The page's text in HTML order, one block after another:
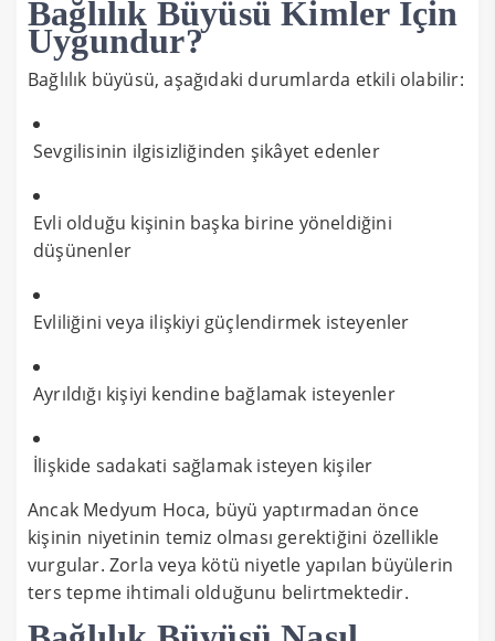
Bağlılık Büyüsü Kimler İçin
Uygundur?
Bağlılık büyüsü, aşağıdaki durumlarda etkili olabilir:
Sevgilisinin ilgisizliğinden şikâyet edenler
Evli olduğu kişinin başka birine yöneldiğini
düşünenler
Evliliğini veya ilişkiyi güçlendirmek isteyenler
Ayrıldığı kişiyi kendine bağlamak isteyenler
İlişkide sadakati sağlamak isteyen kişiler
Ancak Medyum Hoca, büyü yaptırmadan önce
kişinin niyetinin temiz olması gerektiğini özellikle
vurgular. Zorla veya kötü niyetle yapılan büyülerin
ters tepme ihtimali olduğunu belirtmektedir.